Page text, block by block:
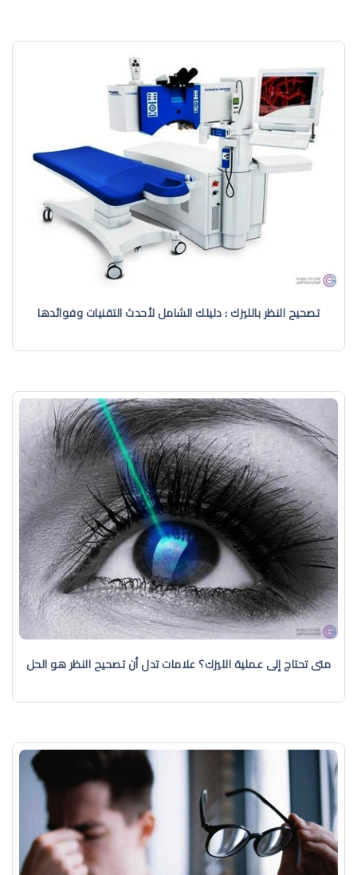
تصحيح النظر بالليزك : دليلك الشامل لأحدث التقنيات وفوائدها
متى تحتاج إلى عملية الليزك؟ علامات تدل أن تصحيح النظر هو الحل